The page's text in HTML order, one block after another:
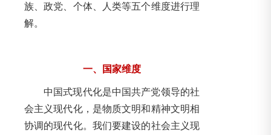
族、政党、个体、人类等五个维度进行理
解。
一、国家维度
中国式现代化是中国共产党领导的社
会主义现代化，是物质文明和精神文明相
协调的现代化。我们要建设的社会主义现